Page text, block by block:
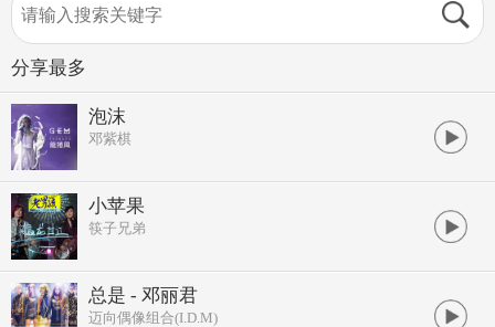
分享最多
泡沫
邓紫棋
小苹果
筷子兄弟
总是 - 邓丽君
迈向偶像组合(I.D.M)